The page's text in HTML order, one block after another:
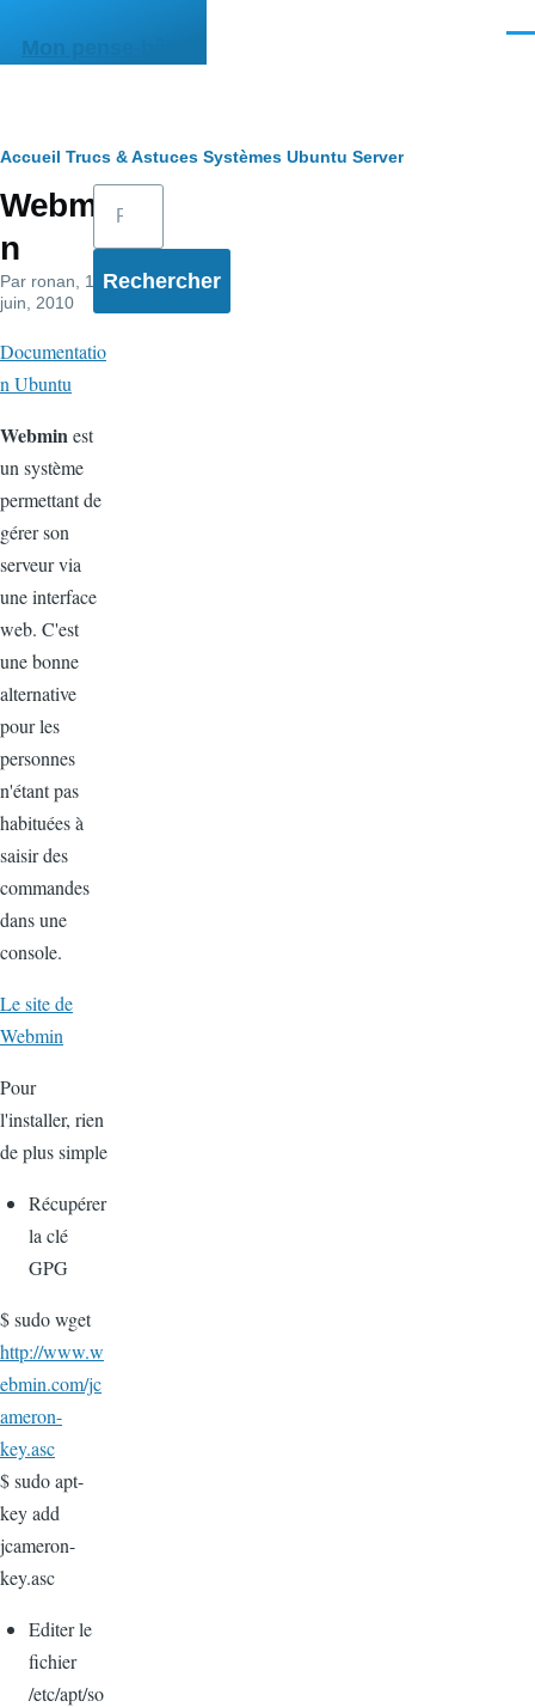
Mon pense-bête
Fil
d'Ariane
Accueil Trucs & Astuces Systèmes Ubuntu Server
Webmi
n
Par ronan , 16
juin, 2010
Documentatio
n Ubuntu
Webminest
un système
permettant de
gérer son
serveur via
une interface
web. C'est
une bonne
alternative
pour les
personnes
n'étant pas
habituées à
saisir des
commandes
dans une
console.
Le site de
Webmin
Pour
l'installer, rien
de plus simple
Récupérer
la clé
GPG
$ sudo wget
http://www.w
ebmin.com/jc
ameron-
key.asc
$ sudo apt-
key add
jcameron-
key.asc
Editer le
fichier
/etc/apt/so
Rechercher